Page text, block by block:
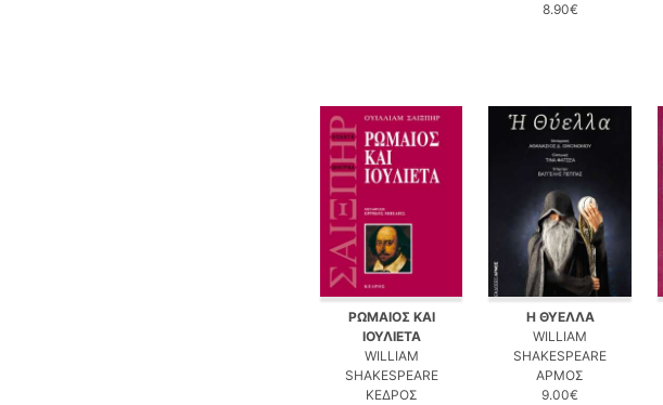
8.90€
ΡΩΜΑΙΟΣ ΚΑΙ
ΙΟΥΛΙΕΤΑ
WILLIAM
SHAKESPEARE
ΚΕΔΡΟΣ
Η ΘΥΕΛΛΑ
WILLIAM
SHAKESPEARE
ΑΡΜΟΣ
9.00€